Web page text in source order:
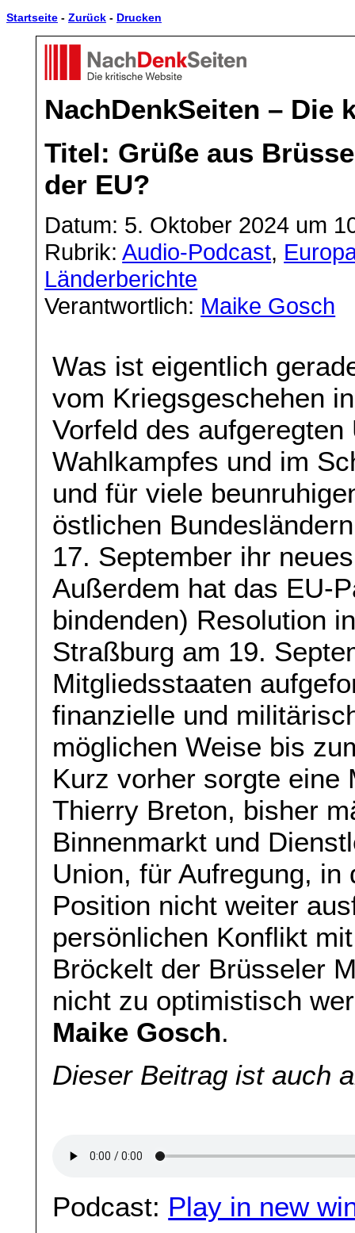
Startseite - Zurück - Drucken
NachDenkSeiten – Die
Titel: Grüße aus
der EU?
Datum: 5. Oktober 2024 um
Rubrik:Audio-Podcast,
Länderberichte
Verantwortlich: Maike Gosch
Was ist eigentlich
vom Kriegsgeschehen
Vorfeld des
Wahlkampfes und im
und für viele
östlichen
17. September ihr
Außerdem hat das EU-
bindenden) Resolution
Straßburg am 19.
Mitgliedsstaaten
finanzielle und
möglichen Weise bis
Kurz vorher sorgte eine
Thierry Breton, bisher
Binnenmarkt und
Union, für Aufregung,
Position nicht weiter
persönlichen Konflikt
Bröckelt der Brüsseler
nicht zu optimistisch
Maike Gosch.
Dieser Beitrag ist auch
Podcast: Play in new